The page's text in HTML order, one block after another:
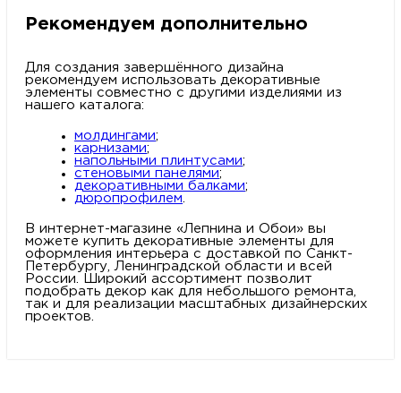
Рекомендуем дополнительно
Для создания завершённого дизайна
рекомендуем использовать декоративные
элементы совместно с другими изделиями из
нашего каталога:
молдингами;
карнизами;
напольными плинтусами;
стеновыми панелями;
декоративными балками;
дюропрофилем
В интернет-магазине «Лепнина и Обои» вы
можете купить декоративные элементы для
оформления интерьера с доставкой по Санкт-
Петербургу, Ленинградской области и всей
России. Широкий ассортимент позволит
подобрать декор как для небольшого ремонта,
так и для реализации масштабных дизайнерских
проектов.